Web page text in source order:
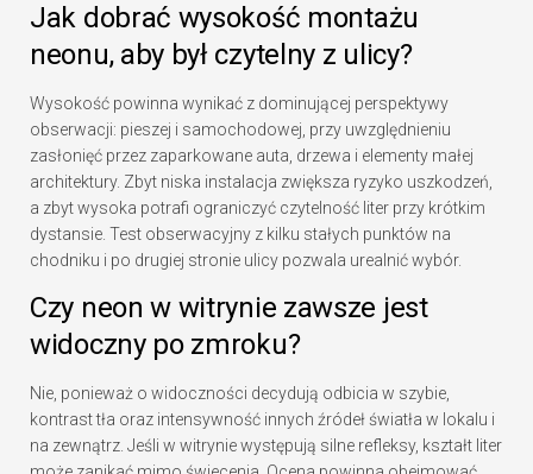
Jak dobrać wysokość montażu
neonu, aby był czytelny z ulicy?
Wysokość powinna wynikać z dominującej perspektywy
obserwacji: pieszej i samochodowej, przy uwzględnieniu
zasłonięć przez zaparkowane auta, drzewa i elementy małej
architektury. Zbyt niska instalacja zwiększa ryzyko uszkodzeń,
a zbyt wysoka potrafi ograniczyć czytelność liter przy krótkim
dystansie. Test obserwacyjny z kilku stałych punktów na
chodniku i po drugiej stronie ulicy pozwala urealnić wybór.
Czy neon w witrynie zawsze jest
widoczny po zmroku?
Nie, ponieważ o widoczności decydują odbicia w szybie,
kontrast tła oraz intensywność innych źródeł światła w lokalu i
na zewnątrz. Jeśli w witrynie występują silne refleksy, kształt liter